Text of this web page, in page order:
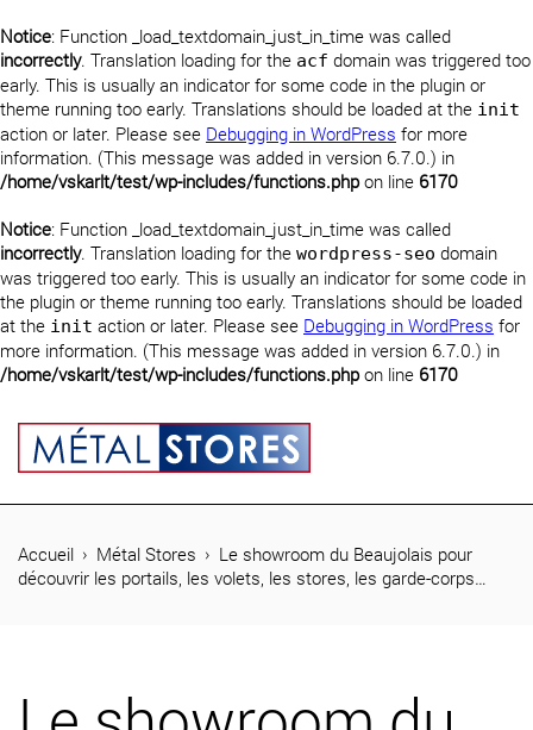
Notice: Function _load_textdomain_just_in_time was called
incorrectly. Translation loading for the acf domain was triggered too
early. This is usually an indicator for some code in the plugin or
theme running too early. Translations should be loaded at the init
action or later. Please see Debugging in WordPress for more
information. (This message was added in version 6.7.0.) in
/home/vskarlt/test/wp-includes/functions.phpon line 6170
Notice: Function _load_textdomain_just_in_time was called
incorrectly. Translation loading for the wordpress-seo domain
was triggered too early. This is usually an indicator for some code in
the plugin or theme running too early. Translations should be loaded
at the init action or later. Please see Debugging in WordPress for
more information. (This message was added in version 6.7.0.) in
/home/vskarlt/test/wp-includes/functions.phpon line 6170
04 74 65 26 73
Réalisations
Accueil Métal Stores
Le showroom du Beaujolais pour
découvrir les portails, les volets, les stores, les garde-corps…